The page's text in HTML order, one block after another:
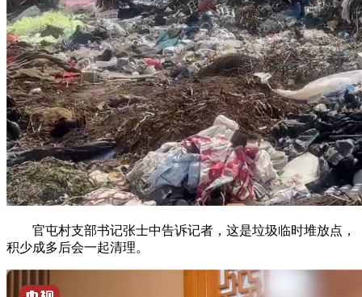
官屯村支部书记张士中告诉记者，这是垃圾临时堆放点，
积少成多后会一起清理。